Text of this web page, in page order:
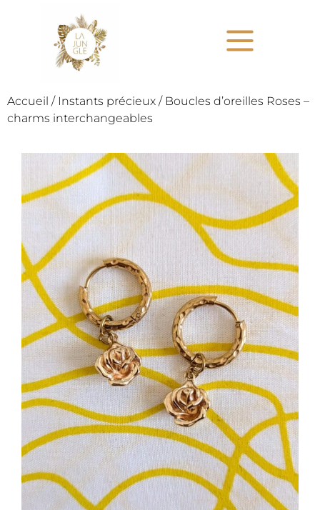
Accueil / Instants précieux / Boucles d’oreilles Roses –
charms interchangeables